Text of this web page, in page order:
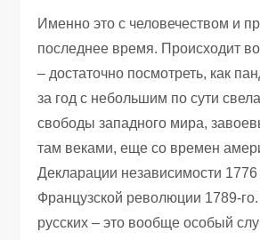
Именно это с человечеством и
последнее время. Происходит
– достаточно посмотреть, как
за год с небольшим по сути
свободы западного мира,
там веками, еще со времен
Декларации независимости 1776
Французской революции 1789-
русских – это вообще особый